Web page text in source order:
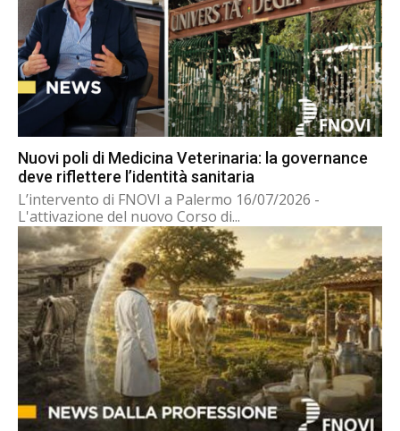
Nuovi poli di Medicina Veterinaria: la governance
deve riflettere l’identità sanitaria
L’intervento di FNOVI a Palermo 16/07/2026 -
L'attivazione del nuovo Corso di...